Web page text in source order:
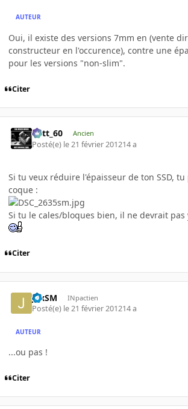
AUTEUR
Oui, il existe des versions 7mm en (vente
constructeur en l'occurence), contre une
pour les versions "non-slim".
Citer
Batt_60 Ancien
Posté(e) le 21 février 201214 a
Si tu veux réduire l'épaisseur de ton SSD,
coque :
Si tu le cales/bloques bien, il ne devrait pas
Citer
JexSM INpactien
Posté(e) le 21 février 201214 a
AUTEUR
...ou pas !
Citer